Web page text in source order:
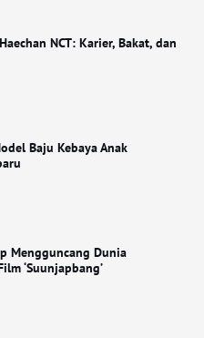
NCT: Karier, Bakat, dan
Baju Kebaya Anak
Mengguncang Dunia
‘Suunjapbang’